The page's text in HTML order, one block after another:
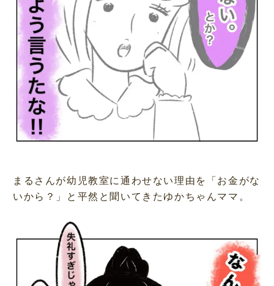
まるさんが幼児教室に通わせない理由を「お金がな
いから？」と平然と聞いてきたゆかちゃんママ。